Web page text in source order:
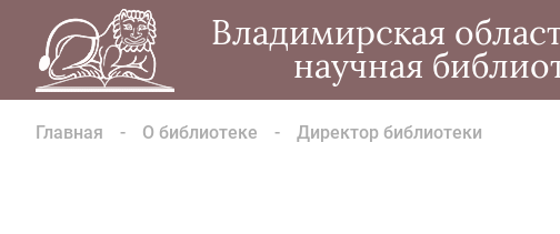
Владимирская
научная
Главная О библиотеке Директор библиотеки